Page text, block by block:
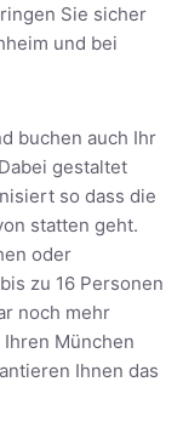
Sie sicher
und bei
buchen auch Ihr
gestaltet
so dass die
statten geht.
oder
zu 16 Personen
noch mehr
München
Ihnen das